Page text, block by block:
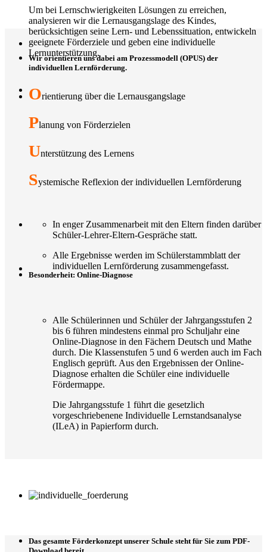
Um bei Lernschwierigkeiten Lösungen zu erreichen,
analysieren wir die Lernausgangslage des Kindes,
berücksichtigen seine Lern- und Lebenssituation, entwickeln
geeignete Förderziele und geben eine individuelle
Lernunterstützung.
Wir orientieren uns dabei am Prozessmodell (OPUS) der
individuellen Lernförderung.
Orientierung über die Lernausgangslage
Planung von Förderzielen
Unterstützung des Lernens
Systemische Reflexion der individuellen Lernförderung
In enger Zusammenarbeit mit den Eltern finden darüber
Schüler-Lehrer-Eltern-Gespräche statt.
Alle Ergebnisse werden im Schülerstammblatt der
individuellen Lernförderung zusammengefasst.
Besonderheit: Online-Diagnose
Alle Schülerinnen und Schüler der Jahrgangsstufen 2
bis 6 führen mindestens einmal pro Schuljahr eine
Online-Diagnose in den Fächern Deutsch und Mathe
durch. Die Klassenstufen 5 und 6 werden auch im Fach
Englisch geprüft. Aus den Ergebnissen der Online-
Diagnose erhalten die Schüler eine individuelle
Fördermappe.
Die Jahrgangsstufe 1 führt die gesetzlich
vorgeschriebenene Individuelle Lernstandsanalyse
(ILeA) in Papierform durch.
Das gesamte Förderkonzept unserer Schule steht für Sie zum PDF-